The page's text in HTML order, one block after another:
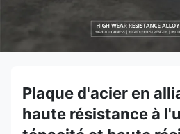
Plaque d'acier en
haute résistance à